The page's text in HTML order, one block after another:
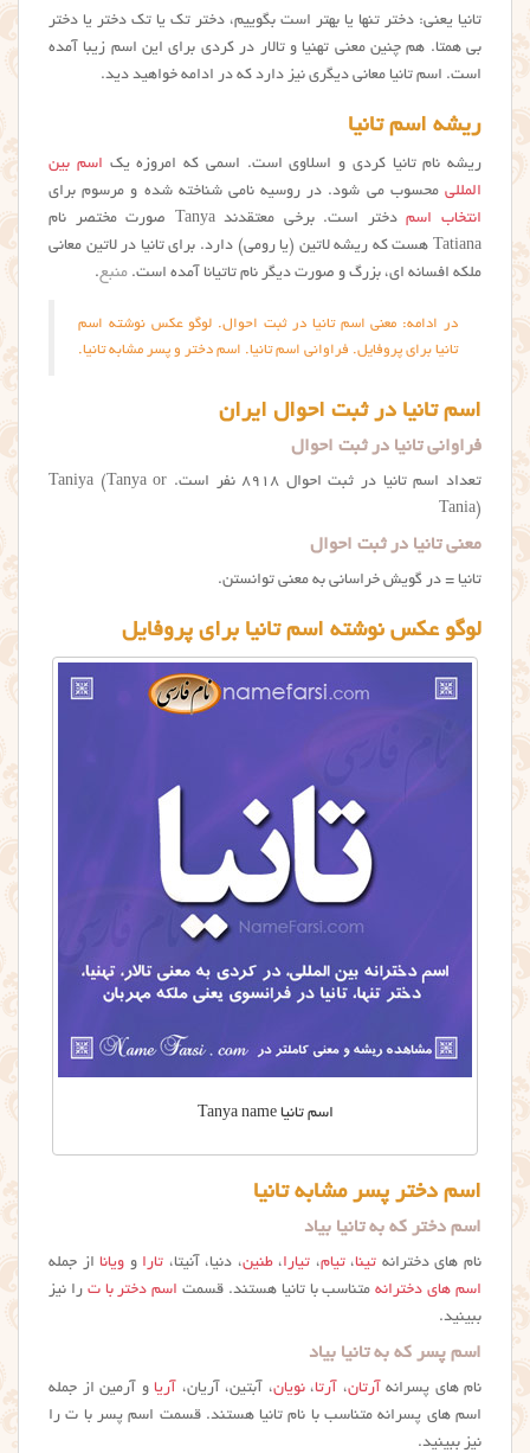
تانیا یعنی: دختر تنها یا بهتر است بگوییم، دختر تک یا تک دختر یا دختر
بی همتا. هم چنین معنی تهنیا و تالار در کردی برای این اسم زیبا آمده
است. اسم تانيا معانی دیگری نیز دارد که در ادامه خواهید دید.
ریشه اسم تانیا
ریشه نام تانیا کردی و اسلاوی است. اسمی که امروزه یک اسم بین
المللی محسوب می شود. در روسیه نامی شناخته شده و مرسوم برای
انتخاب اسم
دختر است. برخی معتقدند Tanya صورت مختصر نام
Tatiana هست که ریشه لاتین (یا رومی) دارد. برای تانیا در لاتین معانی
ملکه افسانه ای، بزرگ و صورت دیگر نام تاتیانا آمده است. منبع.
در ادامه: معنی اسم تانیا در ثبت احوال. لوگو عکس نوشته اسم
تانیا برای پروفایل. فراوانی اسم تانیا. اسم دختر و پسر مشابه تانیا.
اسم تانیا در ثبت احوال ایران
فراوانی تانیا در ثبت احوال
تعداد اسم تانیا در ثبت احوال ۸۹۱۸ نفر است. Taniya (Tanya or
Tania)
معنی تانیا در ثبت احوال
تانیا = در گويش خراساني به معني توانستن.
لوگو عکس نوشته اسم تانیا برای پروفایل
اسم تانیا Tanya name
اسم دختر پسر مشابه تانیا
اسم دختر که به تانیا بیاد
نام های دخترانه تینا،تیام، تیارا،طنین، دنیا، آنیتا، تارا و ویانااز جمله
اسم های دخترانهمتناسب با تانیا هستند. قسمت اسم دختر با ت را نیز
ببینید.
اسم پسر که به تانیا بیاد
نام های پسرانه آرتان، آرتا،نویان، آبتین، آریان، آریا و آرمین از جمله
اسم های پسرانه متناسب با نام تانیا هستند. قسمت اسم پسر با ت را
نیز ببینید.